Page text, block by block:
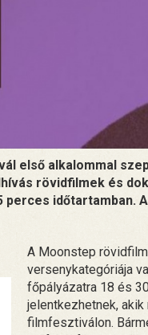
első alkalommal
rövidfilmek és
perces időtartamban.
A Moonstep
versenykategóriája
főpályázatra 18 és
jelentkezhetnek,
filmfesztiválon.